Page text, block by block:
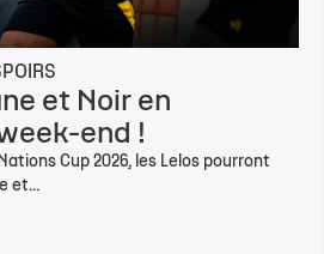
et Noir en
end !
Cup 2026, les Lelos pourront
et...